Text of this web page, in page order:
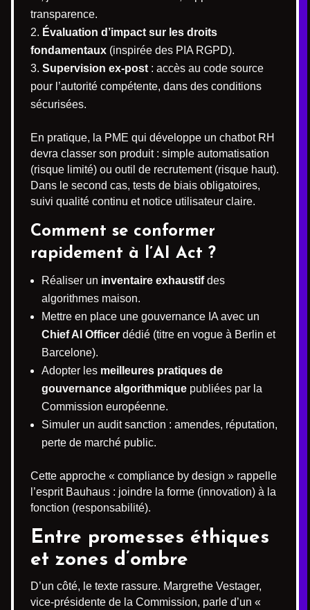
transparence.
Évaluation d’impact sur les droits
fondamentaux (inspirée des PIA RGPD).
Supervision ex-post : accès au code source
pour l’autorité compétente, dans des conditions
sécurisées.
En pratique, la PME qui développe un chatbot RH
devra classer son produit : simple automatisation
(risque limité) ou outil de recrutement (risque haut).
Dans le second cas, tests de biais obligatoires,
suivi qualité continu et notice utilisateur claire.
Comment se conformer
rapidement à l’AI Act ?
Réaliser un inventaire exhaustifdes
algorithmes maison.
Mettre en place une gouvernance IA avec un
Chief AI Officer dédié (titre en vogue à Berlin et
Barcelone).
Adopter les meilleures pratiques de
gouvernance algorithmique publiées par la
Commission européenne.
Simuler un audit sanction : amendes, réputation,
perte de marché public.
Cette approche « compliance by design » rappelle
l’esprit Bauhaus : joindre la forme (innovation) à la
fonction (responsabilité).
Entre promesses éthiques
et zones d’ombre
D’un côté, le texte rassure. Margrethe Vestager,
vice-présidente de la Commission, parle d’un «